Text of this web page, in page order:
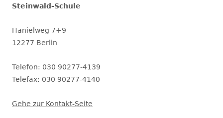
Steinwald-Schule
Hanielweg 7+9
12277 Berlin
Telefon: 030 90277-4139
Telefax: 030 90277-4140
Gehe zur Kontakt-Seite